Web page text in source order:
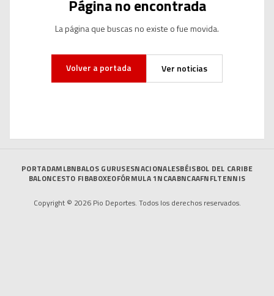
Página no encontrada
La página que buscas no existe o fue movida.
Volver a portada Ver noticias
PORTADAMLBNBALOS GURUSESNACIONALESBÉISBOL DEL CARIBE
BALONCESTO FIBABOXEOFÓRMULA 1NCAABNCAAFNFLTENNIS
Copyright © 2026 Pio Deportes. Todos los derechos reservados.